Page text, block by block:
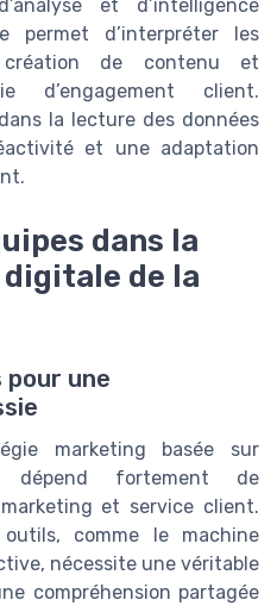
et d’intelligence
permet d’interpréter les
de contenu et
d’engagement client.
la lecture des données
et une adaptation
dans la
de la
pour une
marketing basée sur
dépend fortement de
et service client.
outils, comme le machine
nécessite une véritable
compréhension partagée